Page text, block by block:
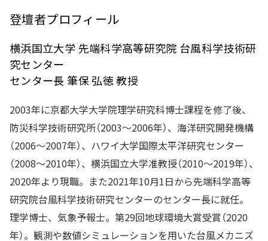
登壇者プロフィール
横浜国立大学 先端科学高等研究院 台風科学技術研
究センター
センター長 筆保 弘徳 教授
2003年に京都大学大学院理学研究科博士課程を修了後、
防災科学技術研究所（2003～2006年）、海洋研究開発機構
（2006～2007年）、ハワイ大学国際太平洋研究センター
（2008～2010年）、横浜国立大学准教授（2010～2019年）、
2020年より現職。また2021年10月1日から先端科学高等
研究院台風科学技術研究センターのセンター長に就任。
理学博士、気象予報士。第29回地球環境大賞受賞（2020
年）。観測や数値シミュレーションを用いた台風メカニズ